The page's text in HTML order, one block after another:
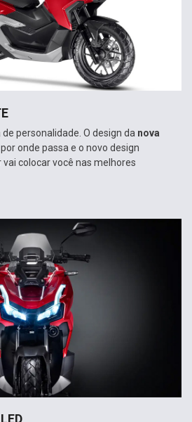
personalidade. O design da nova
onde passa e o novo design
colocar você nas melhores